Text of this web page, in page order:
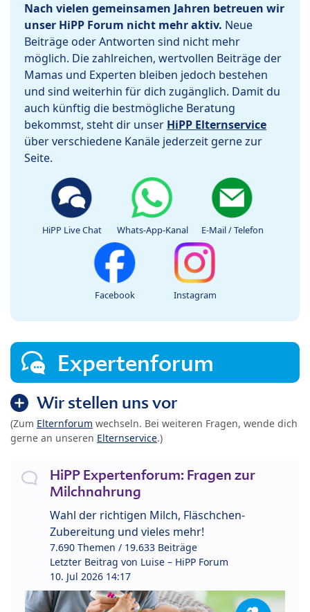
Nach vielen gemeinsamen Jahren betreuen wir
unser HiPP Forum nicht mehr aktiv. Neue
Beiträge oder Antworten sind nicht mehr
möglich. Die zahlreichen, wertvollen Beiträge der
Mamas und Experten bleiben jedoch bestehen
und sind weiterhin für dich zugänglich. Damit du
auch künftig die bestmögliche Beratung
bekommst, steht dir unser HiPP Elternservice
über verschiedene Kanäle jederzeit gerne zur
Seite.
HiPP Live Chat Whats-App-Kanal E-Mail / Telefon
Facebook Instagram
Expertenforum
Wir stellen uns vor
(Zum Elternforum wechseln. Bei weiteren Fragen, wende dich
gerne an unseren Elternservice.)
HiPP Expertenforum: Fragen zur
Milchnahrung
Wahl der richtigen Milch, Fläschchen-
Zubereitung und vieles mehr!
7.690 Themen / 19.633 Beiträge
Letzter Beitrag von Luise – HiPP Forum
10. Jul 2026 14:17